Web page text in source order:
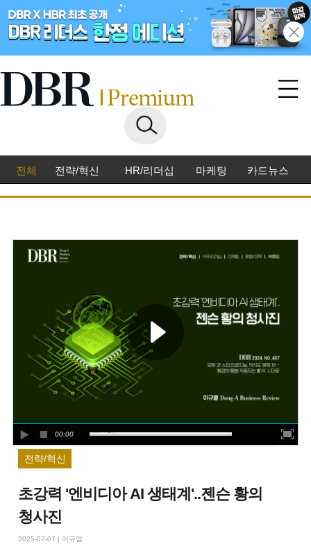
전체 전략/혁신 HR/리더십 마케팅 카드뉴스
00:00
전략/혁신
초강력 '엔비디아 AI 생태계'..젠슨 황의
청사진
2025-07-07 | 이규열